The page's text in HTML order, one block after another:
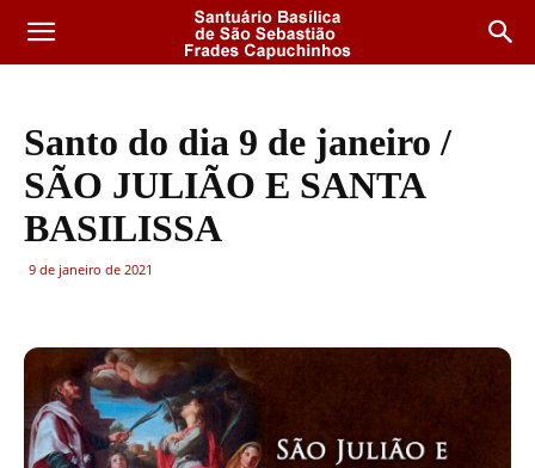
Santo do dia 9 de janeiro /
SÃO JULIÃO E SANTA
BASILISSA
9 de janeiro de 2021